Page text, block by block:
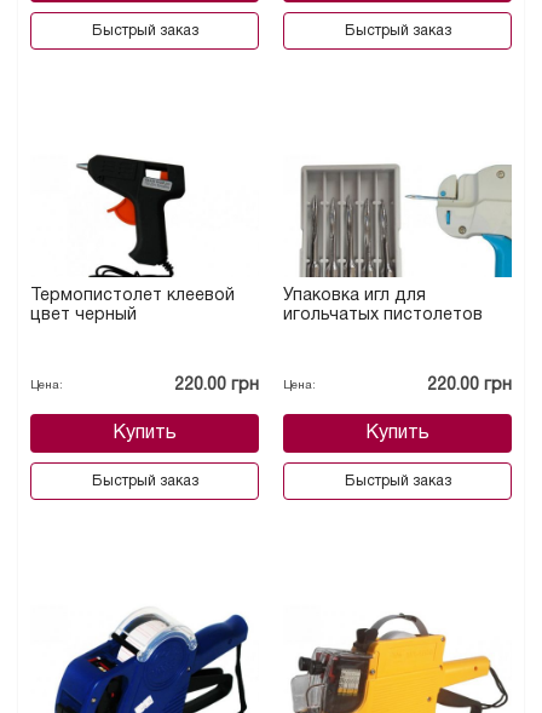
Быстрый заказ Быстрый заказ
Термопистолет клеевой
цвет черный
Цена: 220.00 грн
Купить
Быстрый заказ
Упаковка игл для
игольчатых пистолетов
Цена: 220.00 грн
Купить
Быстрый заказ